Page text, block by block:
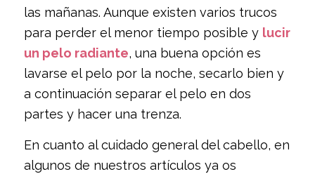
las mañanas. Aunque existen varios trucos
para perder el menor tiempo posible y lucir
un pelo radiante, una buena opción es
lavarse el pelo por la noche, secarlo bien y
a continuación separar el pelo en dos
partes y hacer una trenza.
En cuanto al cuidado general del cabello, en
algunos de nuestros artículos ya os